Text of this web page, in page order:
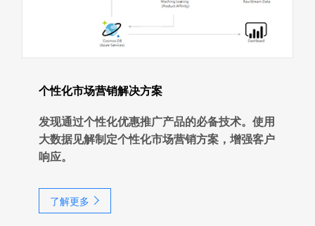
个性化市场营销解决方案
发现通过个性化优惠推广产品的必备技术。使用
大数据见解制定个性化市场营销方案，增强客户
响应。
了解更多